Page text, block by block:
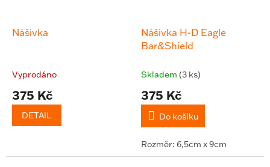
Nášivka
Vyprodáno
375 Kč
DETAIL
Nášivka H-D Eagle
Bar&Shield
Skladem (3 ks)
375 Kč
Do košíku
Rozměr: 6,5cm x 9cm